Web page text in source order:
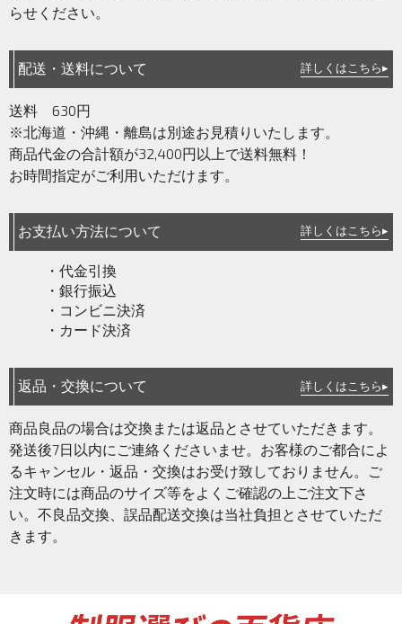
らせください。
配送・送料について 詳しくはこちら▸
送料 630円
※北海道・沖縄・離島は別途お見積りいたします。
商品代金の合計額が32,400円以上で送料無料！
お時間指定がご利用いただけます。
お支払い方法について 詳しくはこちら▸
・代金引換
・銀行振込
・コンビニ決済
・カード決済
返品・交換について 詳しくはこちら▸
商品良品の場合は交換または返品とさせていただきます。
発送後7日以内にご連絡くださいませ。お客様のご都合によ
るキャンセル・返品・交換はお受け致しておりません。ご
注文時には商品のサイズ等をよくご確認の上ご注文下さ
い。不良品交換、誤品配送交換は当社負担とさせていただ
きます。